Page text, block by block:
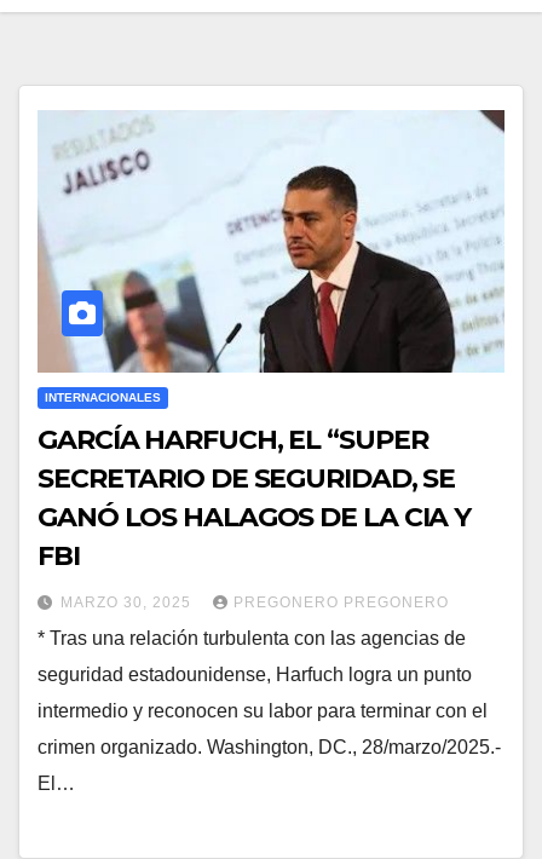
INTERNACIONALES
GARCÍA HARFUCH, EL “SUPER
SECRETARIO DE SEGURIDAD, SE
GANÓ LOS HALAGOS DE LA CIA Y
FBI
MARZO 30, 2025 PREGONERO PREGONERO
* Tras una relación turbulenta con las agencias de
seguridad estadounidense, Harfuch logra un punto
intermedio y reconocen su labor para terminar con el
crimen organizado. Washington, DC., 28/marzo/2025.-
El…